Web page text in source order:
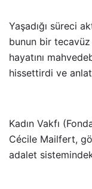
Yaşadığı süreci
bunun bir tecavüz
hayatını
hissettirdi ve
Kadın Vakfı
Cécile Mailfert,
adalet